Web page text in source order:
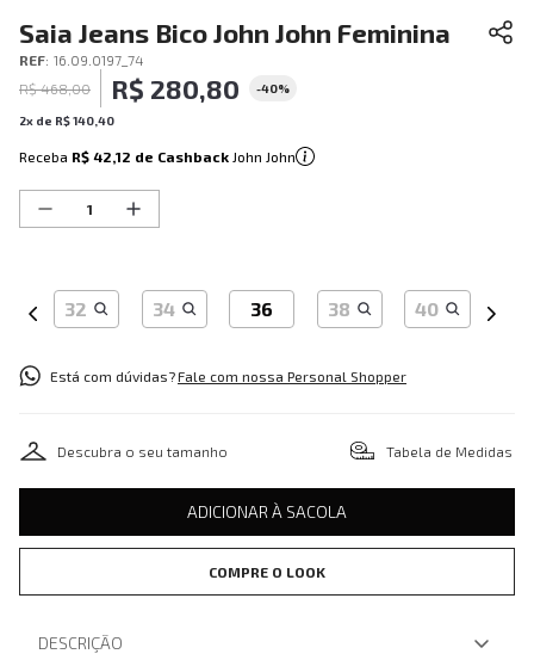
Saia Jeans Bico John John Feminina
REF: 16.09.0197_74
R$ 468,00 R$ 280,80 -40%
2x de R$140 40
Receba R$ 42,12 de Cashback John John
32 34 36 38 40
Está com dúvidas?Fale com nossa Personal Shopper
Descubra o seu tamanho Tabela de Medidas
ADICIONAR À SACOLA
COMPRE O LOOK
DESCRIÇÃO